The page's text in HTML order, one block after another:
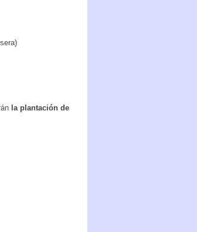
la plantación de